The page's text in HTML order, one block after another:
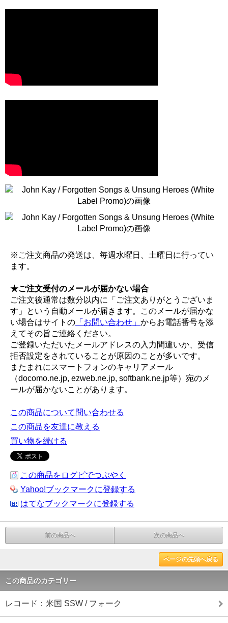
※ご注文商品の発送は、毎週水曜日、土曜日に行ってい
ます。
★ご注文受付のメールが届かない場合
ご注文後通常は数分以内に「ご注文ありがとうございま
す」という自動メールが届きます。このメールが届かな
い場合はサイトの 「お問い合わせ」 からお電話番号を添
えてその旨ご連絡ください。
ご登録いただいたメールアドレスの入力間違いか、受信
拒否設定をされていることが原因のことが多いです。
またまれにスマートフォンのキャリアメール
（docomo.ne.jp, ezweb.ne.jp, softbank.ne.jp等）宛のメ
ールが届かないことがあります。
この商品について問い合わせる
この商品を友達に教える
買い物を続ける
この商品をログピでつぶやく
Yahoo!ブックマークに登録する
はてなブックマークに登録する
前の商品へ 次の商品へ
ページの先頭へ戻る
この商品のカテゴリー
レコード：米国 SSW / フォーク